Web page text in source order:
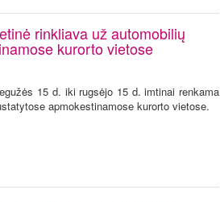
rinkliava už automobilių
kurorto vietose
15 d. iki rugsėjo 15 d. imtinai renkama
apmokestinamose kurorto vietose.